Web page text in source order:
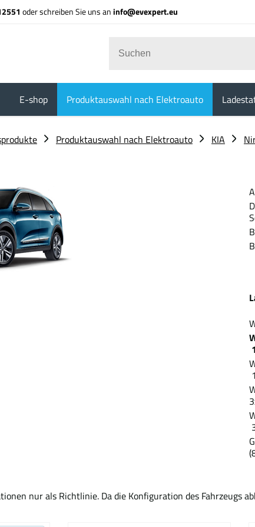
oder schreiben Sie uns aninfo@evexpert.eu
E-shop Produktauswahl nach Elektroauto
Produktauswahl nach Elektroauto KIA
nur als Richtlinie. Da die Konfiguration des Fahrzeugs